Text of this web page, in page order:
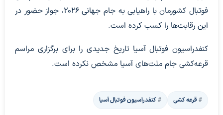
فوتبال کشورمان با راهیابی به جام جهانی ۲۰۲۶، جواز حضور در
این رقابت‌ها را کسب کرده است.
کنفدراسیون فوتبال آسیا تاریخ جدیدی را برای برگزاری مراسم
قرعه‌کشی جام ملت‌های آسیا مشخص نکرده است.
قرعه کشی کنفدراسیون فوتبال آسیا